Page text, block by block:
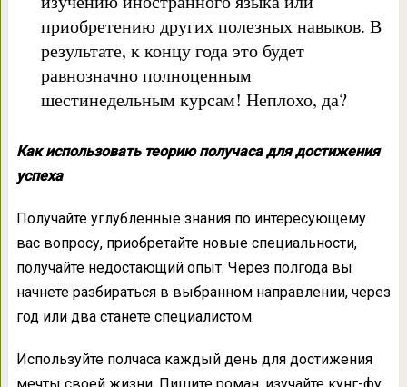
приобретению других полезных навыков. В
результате, к концу года это будет
равнозначно полноценным
шестинедельным курсам! Неплохо, да?
Как использовать теорию получаса для достижения
успеха
Получайте углубленные знания по интересующему
вас вопросу, приобретайте новые специальности,
получайте недостающий опыт. Через полгода вы
начнете разбираться в выбранном направлении, через
год или два станете специалистом.
Используйте полчаса каждый день для достижения